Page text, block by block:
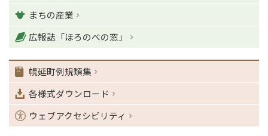
まちの産業
広報誌「ほろのべの窓」
幌延町例規類集
各様式ダウンロード
ウェブアクセシビリティ